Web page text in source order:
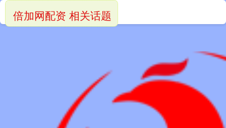
倍加网配资 相关话题